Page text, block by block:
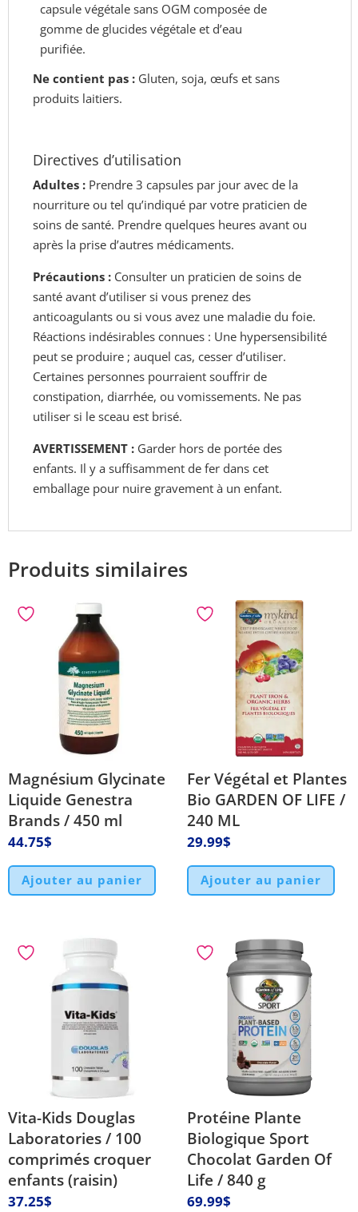
capsule végétale sans OGM composée de
gomme de glucides végétale et d’eau
purifiée.
Ne contient pas : Gluten, soja, œufs et sans
produits laitiers.
Directives d’utilisation
Adultes : Prendre 3 capsules par jour avec de la
nourriture ou tel qu’indiqué par votre praticien de
soins de santé. Prendre quelques heures avant ou
après la prise d’autres médicaments.
Précautions : Consulter un praticien de soins de
santé avant d’utiliser si vous prenez des
anticoagulants ou si vous avez une maladie du foie.
Réactions indésirables connues : Une hypersensibilité
peut se produire ; auquel cas, cesser d’utiliser.
Certaines personnes pourraient souffrir de
constipation, diarrhée, ou vomissements. Ne pas
utiliser si le sceau est brisé.
AVERTISSEMENT : Garder hors de portée des
enfants. Il y a suffisamment de fer dans cet
emballage pour nuire gravement à un enfant.
Produits similaires
Magnésium Glycinate
Liquide Genestra
Brands / 450 ml
44.75$
Ajouter au panier
Fer Végétal et Plantes
Bio GARDEN OF LIFE /
240 ML
29.99$
Ajouter au panier
Vita-Kids Douglas
Laboratories / 100
comprimés croquer
enfants (raisin)
37.25$
Protéine Plante
Biologique Sport
Chocolat Garden Of
Life / 840 g
69.99$